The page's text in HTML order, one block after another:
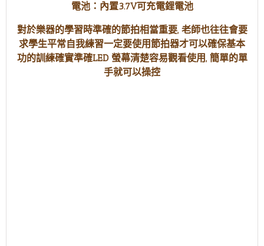
電池：內置3.7V可充電鋰電池
對於樂器的學習時準確的節拍相當重要, 老師也往往會要
求學生平常自我練習一定要使用節拍器才可以確保基本
功的訓練確實準確LED 螢幕清楚容易觀看使用, 簡單的單
手就可以操控